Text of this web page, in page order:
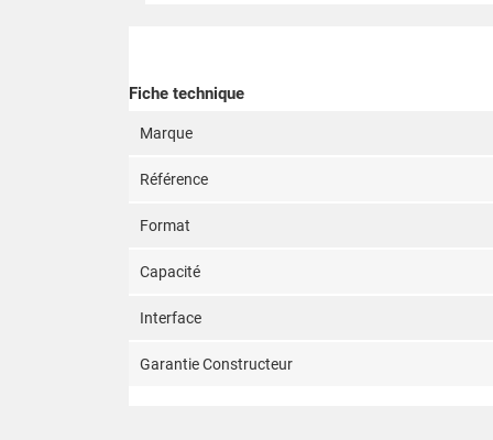
Fiche technique
Marque
Référence
Format
Capacité
Interface
Garantie Constructeur